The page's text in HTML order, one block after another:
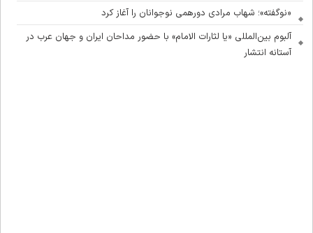
«نوگفته»؛ شهاب مرادی دورهمی نوجوانان را آغاز کرد
آلبوم بین‌المللی «یا لثارات الامام» با حضور مداحان ایران و جهان عرب در
آستانه انتشار